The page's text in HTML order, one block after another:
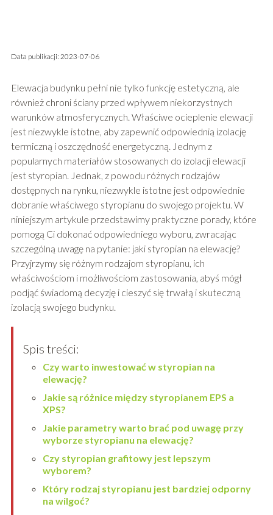
Data publikacji: 2023-07-06
Elewacja budynku pełni nie tylko funkcję estetyczną, ale
również chroni ściany przed wpływem niekorzystnych
warunków atmosferycznych. Właściwe ocieplenie elewacji
jest niezwykle istotne, aby zapewnić odpowiednią izolację
termiczną i oszczędność energetyczną. Jednym z
popularnych materiałów stosowanych do izolacji elewacji
jest styropian. Jednak, z powodu różnych rodzajów
dostępnych na rynku, niezwykle istotne jest odpowiednie
dobranie właściwego styropianu do swojego projektu. W
niniejszym artykule przedstawimy praktyczne porady, które
pomogą Ci dokonać odpowiedniego wyboru, zwracając
szczególną uwagę na pytanie: jaki styropian na elewację?
Przyjrzymy się różnym rodzajom styropianu, ich
właściwościom i możliwościom zastosowania, abyś mógł
podjąć świadomą decyzję i cieszyć się trwałą i skuteczną
izolacją swojego budynku.
Spis treści:
Czy warto inwestować w styropian na
elewację?
Jakie są różnice między styropianem EPS a
XPS?
Jakie parametry warto brać pod uwagę przy
wyborze styropianu na elewację?
Czy styropian grafitowy jest lepszym
wyborem?
Który rodzaj styropianu jest bardziej odporny
na wilgoć?